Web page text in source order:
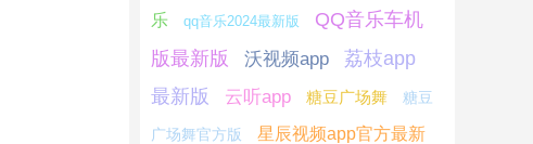
乐 qq音乐2024最新版
QQ音乐车机
版最新版
沃视频app
荔枝app
最新版
云听app 糖豆广场舞 糖豆
广场舞官方版
星辰视频app官方最新